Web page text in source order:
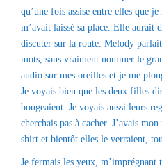
qu’une fois assise entre elles que
m’avait laissé sa place. Elle aurait
discuter sur la route. Melody
mots, sans vraiment nommer le
audio sur mes oreilles et je me
Je voyais bien que les deux filles
bougeaient. Je voyais aussi leurs
cherchais pas à cacher. J’avais
shirt et bientôt elles le verraient,
Je fermais les yeux, m’imprégnant